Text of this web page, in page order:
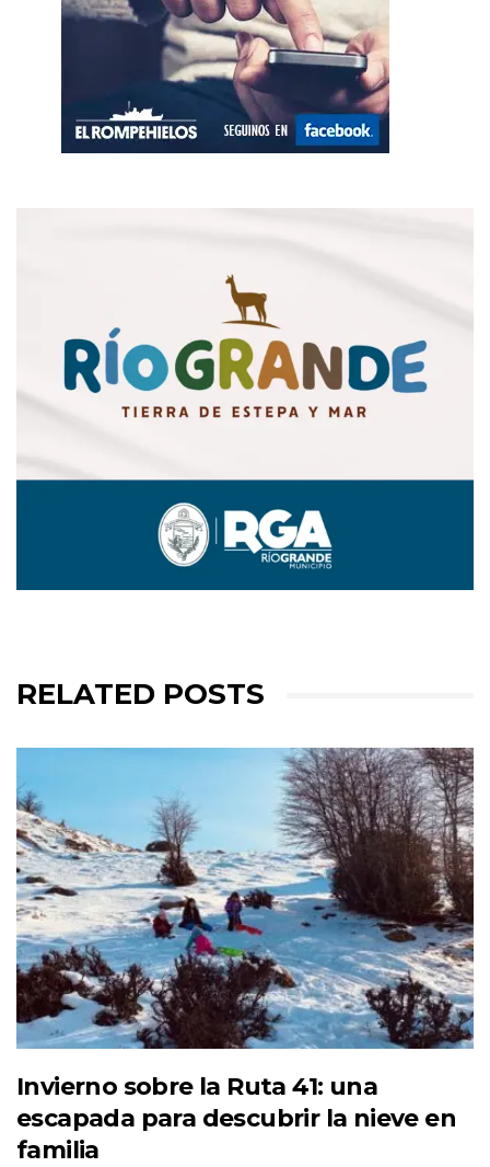
RELATED POSTS
Invierno sobre la Ruta 41: una
escapada para descubrir la nieve en
familia